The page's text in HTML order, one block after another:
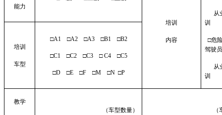
能力
培训
内容
从
训
□危
驾驶员
从
训
培训
车型
□A1 □A2 □A3 □B1 □B2
□C1 □C2 □C3 □ C4 □C5
□D □E □F □M □N □P
教学
（车型数量）